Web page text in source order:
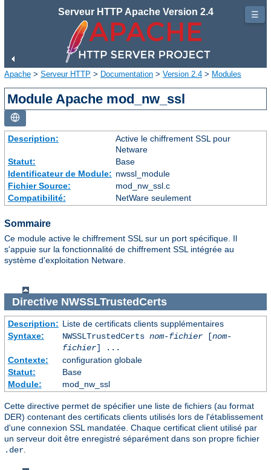
Serveur HTTP Apache Version 2.4
Apache > Serveur HTTP > Documentation > Version 2.4 > Modules
Module Apache mod_nw_ssl
Description:
Active le chiffrement SSL pour
Netware
Statut:
Base
Identificateur de Module: nwssl_module
Fichier Source:
mod_nw_ssl.c
Compatibilité:
NetWare seulement
Sommaire
Ce module active le chiffrement SSL sur un port spécifique. Il
s'appuie sur la fonctionnalité de chiffrement SSL intégrée au
système d'exploitation Netware.
Directive NWSSLTrustedCerts
Description: Liste de certificats clients supplémentaires
Syntaxe:
NWSSLTrustedCerts nom-fichier[nom-
fichier] ...
Contexte:
configuration globale
Statut:
Base
Module:
mod_nw_ssl
Cette directive permet de spécifier une liste de fichiers (au format
DER) contenant des certificats clients utilisés lors de l'établissement
d'une connexion SSL mandatée. Chaque certificat client utilisé par
un serveur doit être enregistré séparément dans son propre fichier
.der.
☰